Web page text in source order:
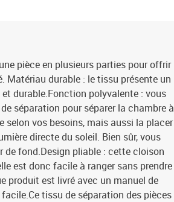
pièce en plusieurs parties pour offrir
Matériau durable : le tissu présente un
durable.Fonction polyvalente : vous
séparation pour séparer la chambre à
selon vos besoins, mais aussi la placer
directe du soleil. Bien sûr, vous
de fond.Design pliable : cette cloison
est donc facile à ranger sans prendre
produit est livré avec un manuel de
tissu de séparation des pièces